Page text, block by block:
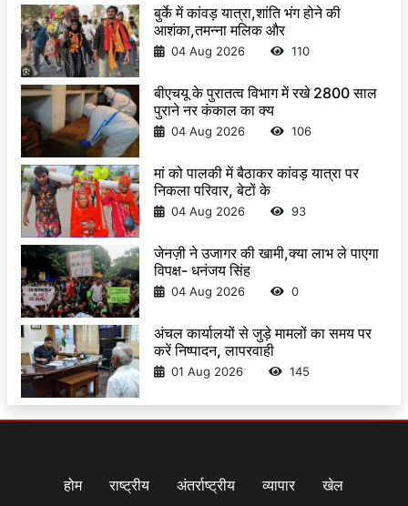
बुर्के में कांवड़ यात्रा,शांति भंग होने की
आशंका,तमन्ना मलिक और
04 Aug 2026 110
बीएचयू के पुरातत्व विभाग में रखे 2800 साल
पुराने नर कंकाल का क्य
04 Aug 2026 106
मां को पालकी में बैठाकर कांवड़ यात्रा पर
निकला परिवार, बेटों के
04 Aug 2026 93
जेनज़ी ने उजागर की खामी,क्या लाभ ले पाएगा
विपक्ष- धनंजय सिंह
04 Aug 2026 0
अंचल कार्यालयों से जुड़े मामलों का समय पर
करें निष्पादन, लापरवाही
01 Aug 2026 145
होम राष्ट्रीय अंतर्राष्ट्रीय व्यापार खेल